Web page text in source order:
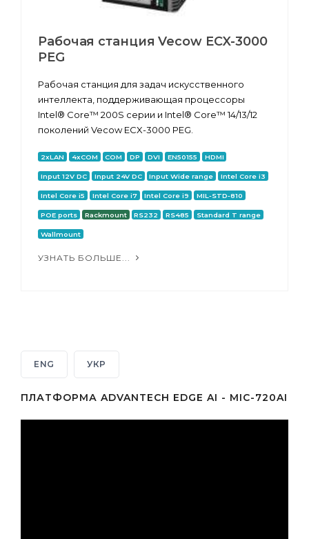
Рабочая станция Vecow ECX-3000
PEG
Рабочая станция для задач искусственного
интеллекта, поддерживающая процессоры
Intel® Core™ 200S серии и Intel® Core™ 14/13/12
поколений Vecow ECX-3000 PEG.
2xLAN 4xCOM COM DP DVI EN50155 HDMI
Input 12V DC Input 24V DC Input Wide range Intel Core i3
Intel Core i5 Intel Core i7 Intel Core i9 MIL-STD-810
POE ports Rackmount RS232 RS485 Standard T range
Wallmount
УЗНАТЬ БОЛЬШЕ...
ENG УКР
ПЛАТФОРМА ADVANTECH EDGE AI - MIC-720AI